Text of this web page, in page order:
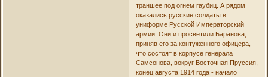
траншее под огнем гаубиц. А рядом
оказались русские солдаты в
униформе Русской Императорский
армии. Они и просветили Баранова,
приняв его за контуженного офицера,
что состоят в корпусе генерала
Самсонова, вокруг Восточная Пруссия,
конец августа 1914 года - начало